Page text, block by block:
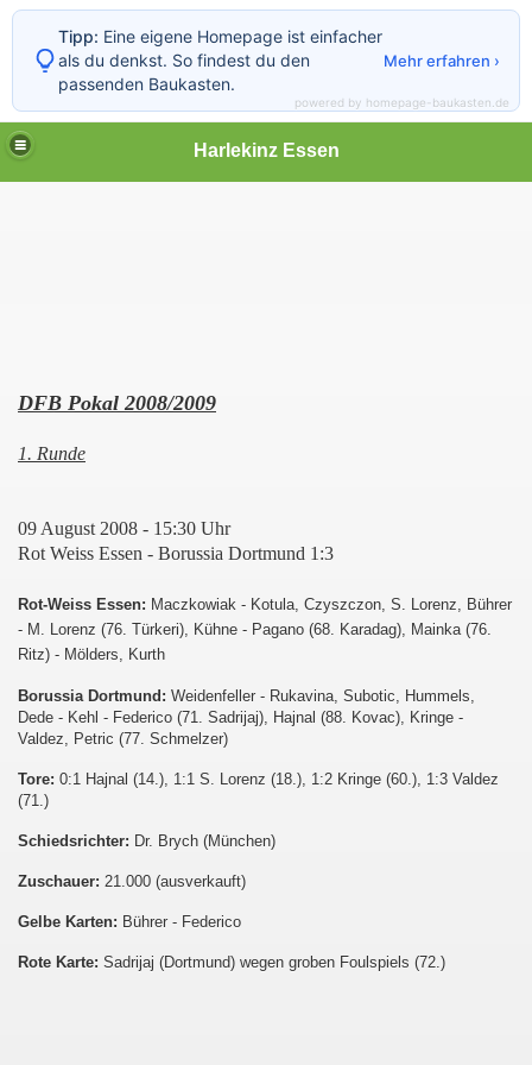
Harlekinz Essen
DFB Pokal 2008/2009
1. Runde
09 August 2008 - 15:30 Uhr
Rot Weiss Essen - Borussia Dortmund 1:3
Rot-Weiss Essen: Maczkowiak - Kotula, Czyszczon, S. Lorenz, Bührer
- M. Lorenz (76. Türkeri), Kühne - Pagano (68. Karadag), Mainka (76.
Ritz) - Mölders, Kurth
Borussia Dortmund: Weidenfeller - Rukavina, Subotic, Hummels,
Dede - Kehl - Federico (71. Sadrijaj), Hajnal (88. Kovac), Kringe -
Valdez, Petric (77. Schmelzer)
Tore: 0:1 Hajnal (14.), 1:1 S. Lorenz (18.), 1:2 Kringe (60.), 1:3 Valdez
(71.)
Schiedsrichter: Dr. Brych (München)
Zuschauer: 21.000 (ausverkauft)
Gelbe Karten: Bührer - Federico
Rote Karte: Sadrijaj (Dortmund) wegen groben Foulspiels (72.)
- 2010
Tipp: Eine eigene Homepage ist einfacher
als du denkst. So findest du den
passenden Baukasten.
Mehr erfahren ›
powered by homepage-baukasten.de